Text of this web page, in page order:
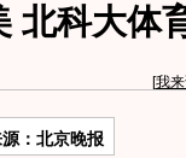
北科大体
[我
：北京晚报